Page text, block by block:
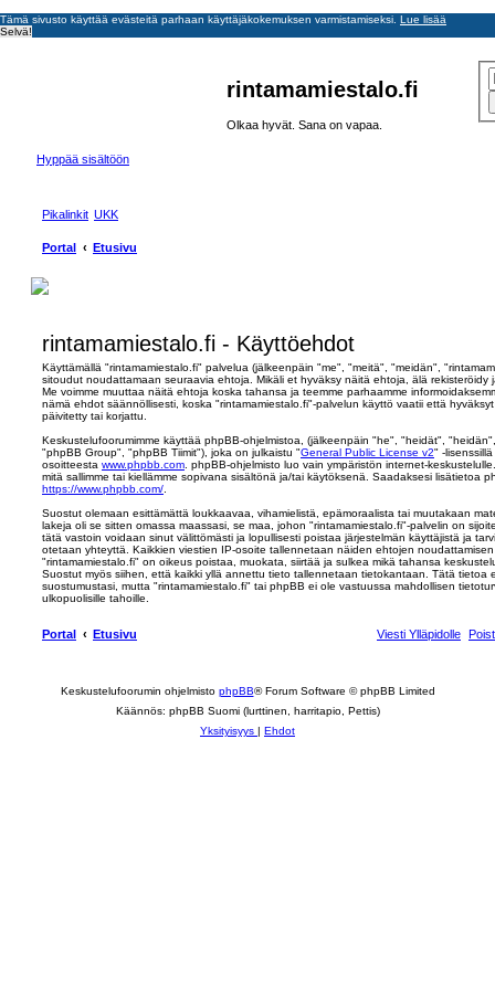
Tämä sivusto käyttää evästeitä parhaan käyttäjäkokemuksen varmistamiseksi. Lue lisää
Selvä!
rintamamiestalo.fi
Olkaa hyvät. Sana on vapaa.
Hyppää sisältöön
Pikalinkit UKK
Portal Etusivu
rintamamiestalo.fi - Käyttöehdot
Käyttämällä "rintamamiestalo.fi" palvelua (jälkeenpäin "me", "meitä", "meidän",
sitoudut noudattamaan seuraavia ehtoja. Mikäli et hyväksy näitä ehtoja, älä rekisteröidy
Me voimme muuttaa näitä ehtoja koska tahansa ja teemme parhaamme
nämä ehdot säännöllisesti, koska "rintamamiestalo.fi"-palvelun käyttö vaatii että
päivitetty tai korjattu.
Keskustelufoorumimme käyttää phpBB-ohjelmistoa, (jälkeenpäin "he", "heidät",
"phpBB Group", "phpBB Tiimit"), joka on julkaistu "General Public License v2" -
osoitteesta www.phpbb.com. phpBB-ohjelmisto luo vain ympäristön internet-
mitä sallimme tai kiellämme sopivana sisältönä ja/tai käytöksenä. Saadaksesi lisätietoa
https://www.phpbb.com/.
Suostut olemaan esittämättä loukkaavaa, vihamielistä, epämoraalista tai muutakaan
lakeja oli se sitten omassa maassasi, se maa, johon "rintamamiestalo.fi"-palvelin on
tätä vastoin voidaan sinut välittömästi ja lopullisesti poistaa järjestelmän käyttäjistä ja
otetaan yhteyttä. Kaikkien viestien IP-osoite tallennetaan näiden ehtojen
"rintamamiestalo.fi" on oikeus poistaa, muokata, siirtää ja sulkea mikä tahansa
Suostut myös siihen, että kaikki yllä annettu tieto tallennetaan tietokantaan. Tätä tietoa
suostumustasi, mutta "rintamamiestalo.fi" tai phpBB ei ole vastuussa mahdollisen
ulkopuolisille tahoille.
Portal Etusivu Viesti Ylläpidolle
Keskustelufoorumin ohjelmisto phpBB® Forum Software © phpBB Limited
Käännös: phpBB Suomi (lurttinen, harritapio, Pettis)
Yksityisyys
Ehdot